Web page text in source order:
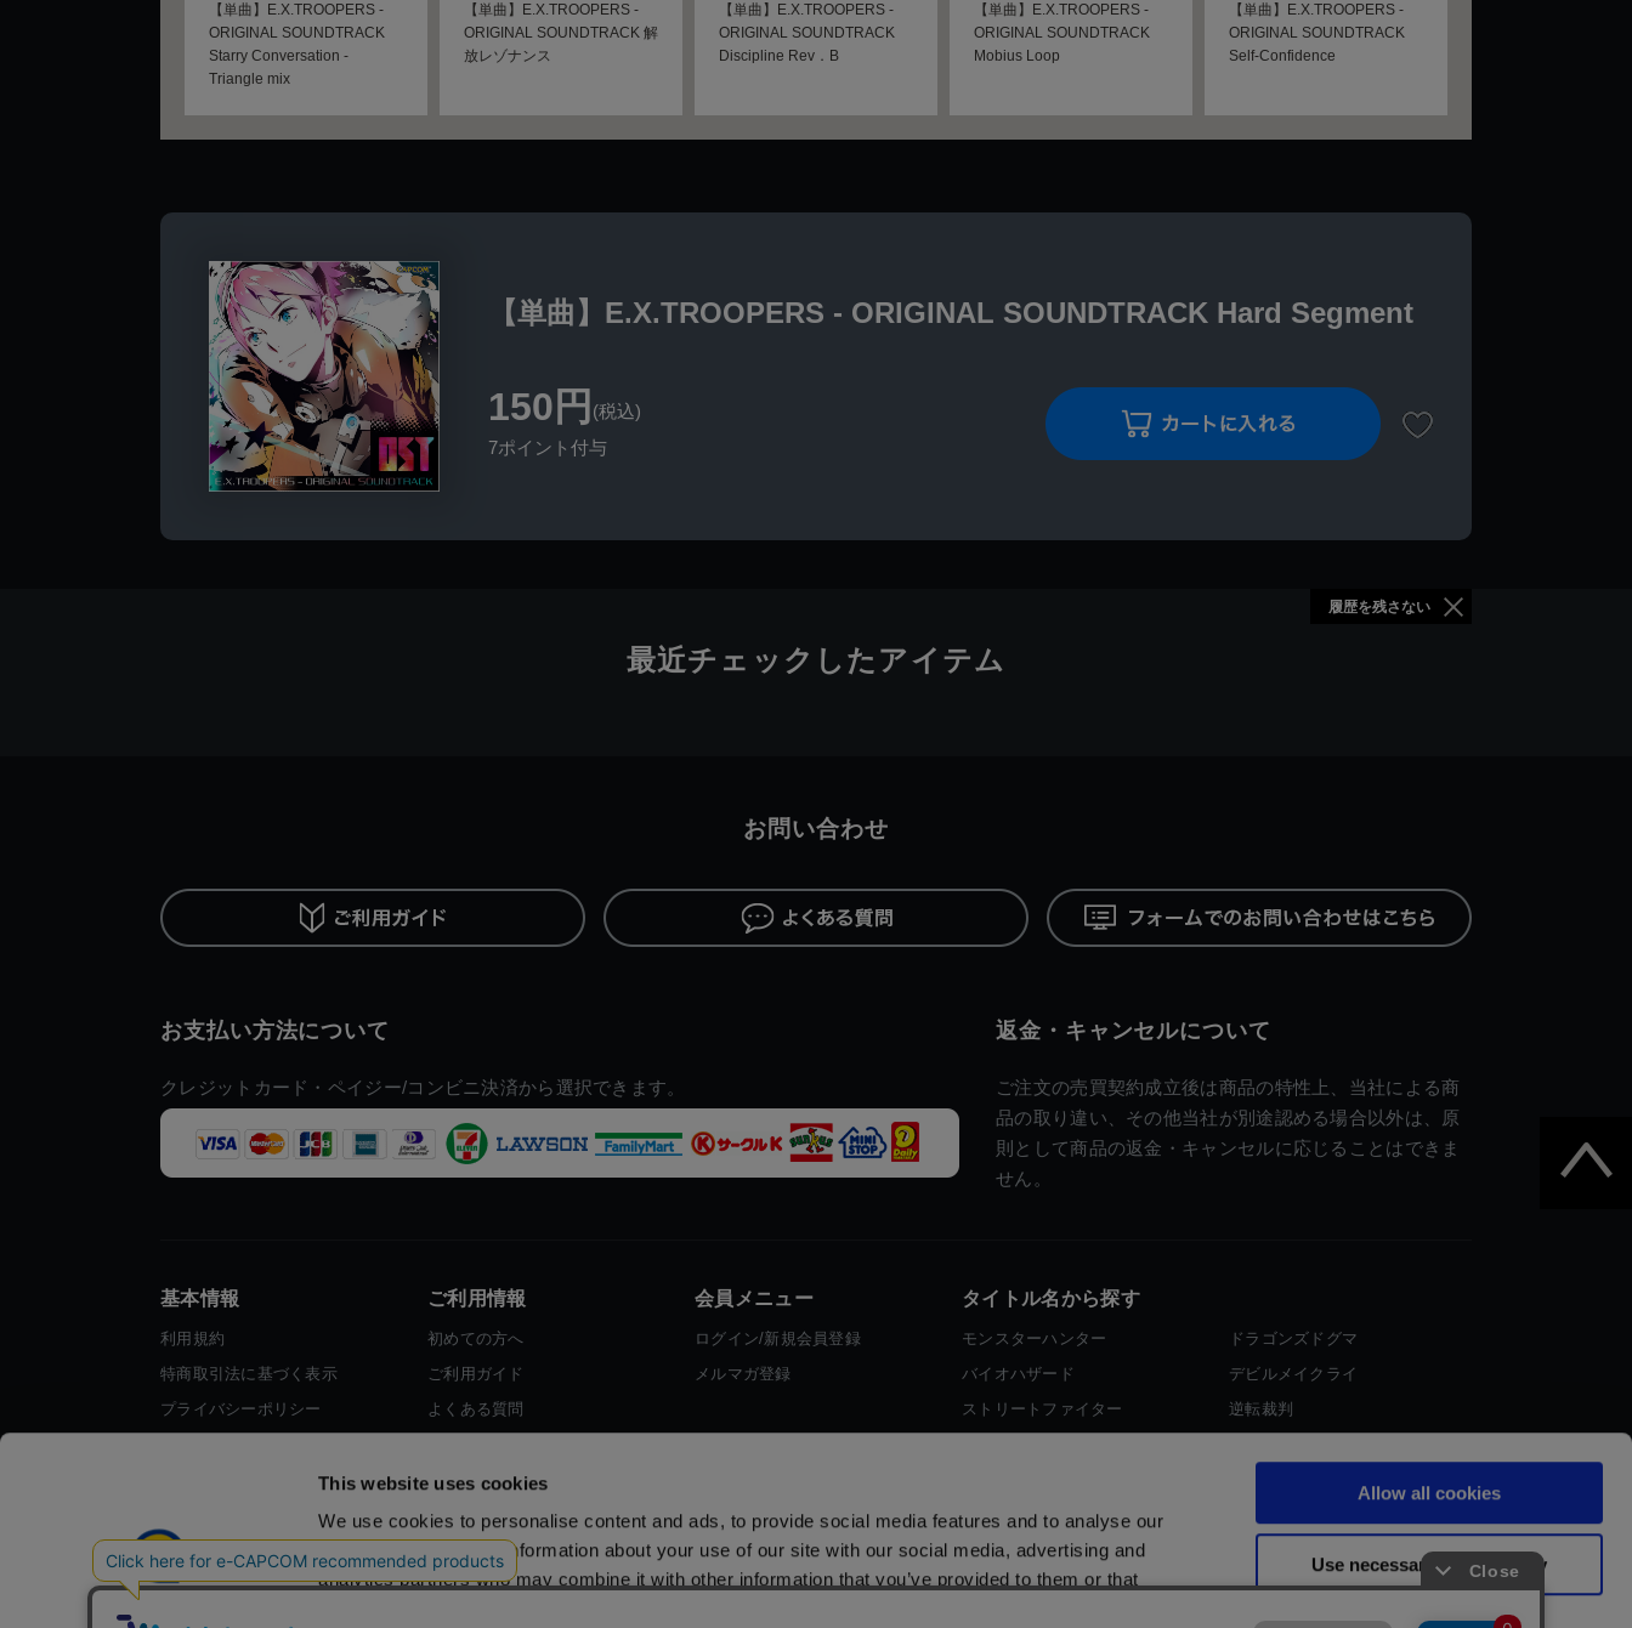
This website uses cookies
We use cookies to personalise content and ads, to provide social media features and to analyse our
traffic. We also share information about your use of our site with our social media, advertising and
analytics partners who may combine it with other information that you’ve provided to them or that
Allow all cookies
Use necessary cookies only
【単曲】E.X.TROOPERS -
ORIGINAL SOUNDTRACK
Starry Conversation -
Triangle mix
【単曲】E.X.TROOPERS -
ORIGINAL SOUNDTRACK 解
放レゾナンス
【単曲】E.X.TROOPERS -
ORIGINAL SOUNDTRACK
Discipline Rev．B
【単曲】E.X.TROOPERS -
ORIGINAL SOUNDTRACK
Mobius Loop
【単曲】E.X.TROOPERS -
ORIGINAL SOUNDTRACK
Self-Confidence
【単曲】E.X.TROOPERS - ORIGINAL SOUNDTRACK Hard Segment
150円 (税込)
7ポイント付与
最近チェックしたアイテム
履歴を残さない
お支払い方法について
クレジットカード・ペイジー/コンビニ決済から選択できます。
返金・キャンセルについて
ご注文の売買契約成立後は商品の特性上、当社による商
品の取り違い、その他当社が別途認める場合以外は、原
則として商品の返金・キャンセルに応じることはできま
せん。
お問い合わせ
基本情報
利用規約
特商取引法に基づく表示
プライバシーポリシー
ご利用情報
初めての方へ
ご利用ガイド
よくある質問
会員メニュー
ログイン/新規会員登録
メルマガ登録
タイトル名から探す
モンスターハンター
バイオハザード
ストリートファイター
ドラゴンズドグマ
デビルメイクライ
逆転裁判